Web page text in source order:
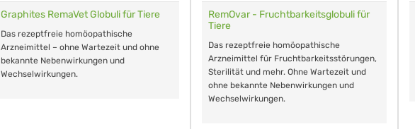
Graphites RemaVet Globuli für Tiere
Das rezeptfreie homöopathische
Arzneimittel – ohne Wartezeit und ohne
bekannte Nebenwirkungen und
Wechselwirkungen.
RemOvar - Fruchtbarkeitsglobuli für
Tiere
Das rezeptfreie homöopathische
Arzneimittel für Fruchtbarkeitsstörungen,
Sterilität und mehr. Ohne Wartezeit und
ohne bekannte Nebenwirkungen und
Wechselwirkungen.